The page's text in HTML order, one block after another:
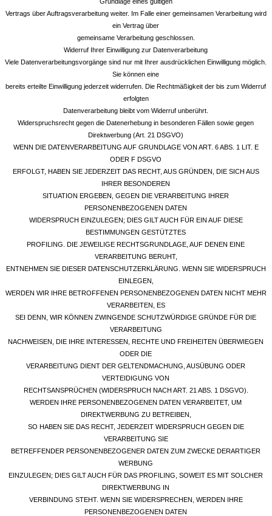
Vertrags über Auftragsverarbeitung weiter. Im Falle einer gemeinsamen Verarbeitung wird
ein Vertrag über
gemeinsame Verarbeitung geschlossen.
Widerruf Ihrer Einwilligung zur Datenverarbeitung
Viele Datenverarbeitungsvorgänge sind nur mit Ihrer ausdrücklichen Einwilligung möglich.
Sie können eine
bereits erteilte Einwilligung jederzeit widerrufen. Die Rechtmäßigkeit der bis zum Widerruf
erfolgten
Datenverarbeitung bleibt vom Widerruf unberührt.
Widerspruchsrecht gegen die Datenerhebung in besonderen Fällen sowie gegen
Direktwerbung (Art. 21 DSGVO)
WENN DIE DATENVERARBEITUNG AUF GRUNDLAGE VON ART. 6 ABS. 1 LIT. E
ODER F DSGVO
ERFOLGT, HABEN SIE JEDERZEIT DAS RECHT, AUS GRÜNDEN, DIE SICH AUS
IHRER BESONDEREN
SITUATION ERGEBEN, GEGEN DIE VERARBEITUNG IHRER
PERSONENBEZOGENEN DATEN
WIDERSPRUCH EINZULEGEN; DIES GILT AUCH FÜR EIN AUF DIESE
BESTIMMUNGEN GESTÜTZTES
PROFILING. DIE JEWEILIGE RECHTSGRUNDLAGE, AUF DENEN EINE
VERARBEITUNG BERUHT,
ENTNEHMEN SIE DIESER DATENSCHUTZERKLÄRUNG. WENN SIE WIDERSPRUCH
EINLEGEN,
WERDEN WIR IHRE BETROFFENEN PERSONENBEZOGENEN DATEN NICHT MEHR
VERARBEITEN, ES
SEI DENN, WIR KÖNNEN ZWINGENDE SCHUTZWÜRDIGE GRÜNDE FÜR DIE
VERARBEITUNG
NACHWEISEN, DIE IHRE INTERESSEN, RECHTE UND FREIHEITEN ÜBERWIEGEN
ODER DIE
VERARBEITUNG DIENT DER GELTENDMACHUNG, AUSÜBUNG ODER
VERTEIDIGUNG VON
RECHTSANSPRÜCHEN (WIDERSPRUCH NACH ART. 21 ABS. 1 DSGVO).
WERDEN IHRE PERSONENBEZOGENEN DATEN VERARBEITET, UM
DIREKTWERBUNG ZU BETREIBEN,
SO HABEN SIE DAS RECHT, JEDERZEIT WIDERSPRUCH GEGEN DIE
VERARBEITUNG SIE
BETREFFENDER PERSONENBEZOGENER DATEN ZUM ZWECKE DERARTIGER
WERBUNG
EINZULEGEN; DIES GILT AUCH FÜR DAS PROFILING, SOWEIT ES MIT SOLCHER
DIREKTWERBUNG IN
VERBINDUNG STEHT. WENN SIE WIDERSPRECHEN, WERDEN IHRE
PERSONENBEZOGENEN DATEN